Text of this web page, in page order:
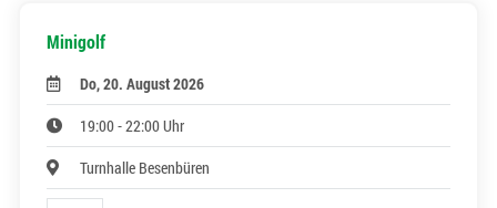
Minigolf
Do, 20. August 2026
19:00 - 22:00 Uhr
Turnhalle Besenbüren